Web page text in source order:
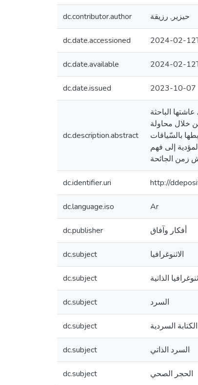
dc.contributor.author حيزير, رزيقة
dc.date.accessioned 2024-02-
dc.date.available 2024-02-
dc.date.issued 2023-10-07
dc.description.abstract
الباحثة
خلال محاولة
بالسّياقات
إلى فهم
زمن الجائحة
dc.identifier.uri http://
dc.language.iso Ar
dc.publisher أفكار وآفاق
dc.subject الاثنوغرافيا
dc.subject الذاتية
dc.subject السرد
dc.subject الكتابة السردية
dc.subject السرد الذاتي
dc.subject الحجر الصحي